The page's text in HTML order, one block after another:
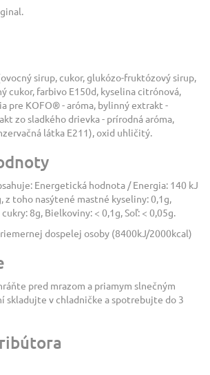
sirup, cukor, glukózo-fruktózový sirup,
cukor, farbivo E150d, kyselina citrónová,
pre KOFO® - aróma, bylinný extrakt -
zo sladkého drievka - prírodná aróma,
látka E211), oxid uhličitý.
Energetická hodnota / Energia: 140 kJ
z toho nasýtené mastné kyseliny: 0,1g,
8g, Bielkoviny: < 0,1g, Soľ: < 0,05g.
dospelej osoby (8400kJ/2000kcal)
pred mrazom a priamym slnečným
skladujte v chladničke a spotrebujte do 3